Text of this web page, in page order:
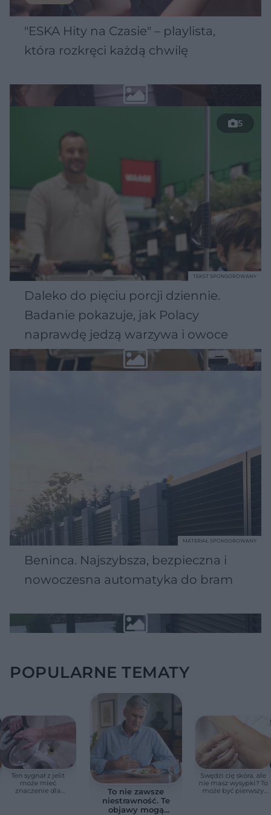
"ESKA Hity na Czasie" – playlista,
która rozkręci każdą chwilę
5
Daleko do pięciu porcji dziennie.
Badanie pokazuje, jak Polacy
naprawdę jedzą warzywa i owoce
TEKST SPONSOROWANY
Beninca. Najszybsza, bezpieczna i
nowoczesna automatyka do bram
MATERIAŁ SPONSOROWANY
POPULARNE TEMATY
Ten sygnał z jelit
może mieć
znaczenie dla
To nie zawsze
niestrawność. Te
objawy mogą
Swędzi cię skóra, ale
nie masz wysypki? To
może być pierwszy